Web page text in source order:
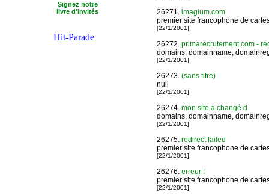
Signez notre
livre d'invités
26271. imagium.com
premier site francophone de
[22/1/2001]
26272. primarecrutement.com -
domains, domainname,
[22/1/2001]
26273. (sans titre)
null
[22/1/2001]
26274. mon site a changé d
domains, domainname,
[22/1/2001]
26275. redirect failed
premier site francophone de
[22/1/2001]
26276. erreur !
premier site francophone de
[22/1/2001]